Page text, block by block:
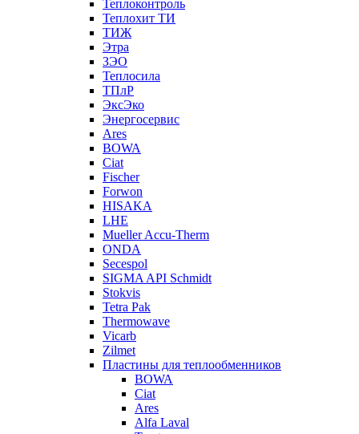
Теплоконтроль
Теплохит ТИ
ТИЖ
Этра
ЗЭО
Теплосила
ТПлР
ЭксЭко
Энергосервис
Ares
BOWA
Ciat
Fischer
Forwon
HISAKA
LHE
Mueller Accu-Therm
ONDA
Secespol
SIGMA API Schmidt
Stokvis
Tetra Pak
Thermowave
Vicarb
Zilmet
Пластины для теплообменников
BOWA
Ciat
Ares
Alfa Laval